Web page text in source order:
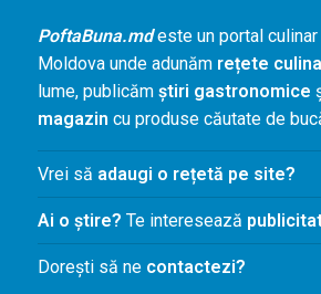
Evenimente
Concursuri
Digest
PoftaBuna.md
Nutriție
PoftaBuna.mdeste un portal culinar
Moldova unde adunăm rețete
lume, publicăm știri gastronomice
magazin cu produse căutate de
Vrei să adaugi o rețetă pe site?
Ai o știre? Te interesează
Dorești să necontactezi?